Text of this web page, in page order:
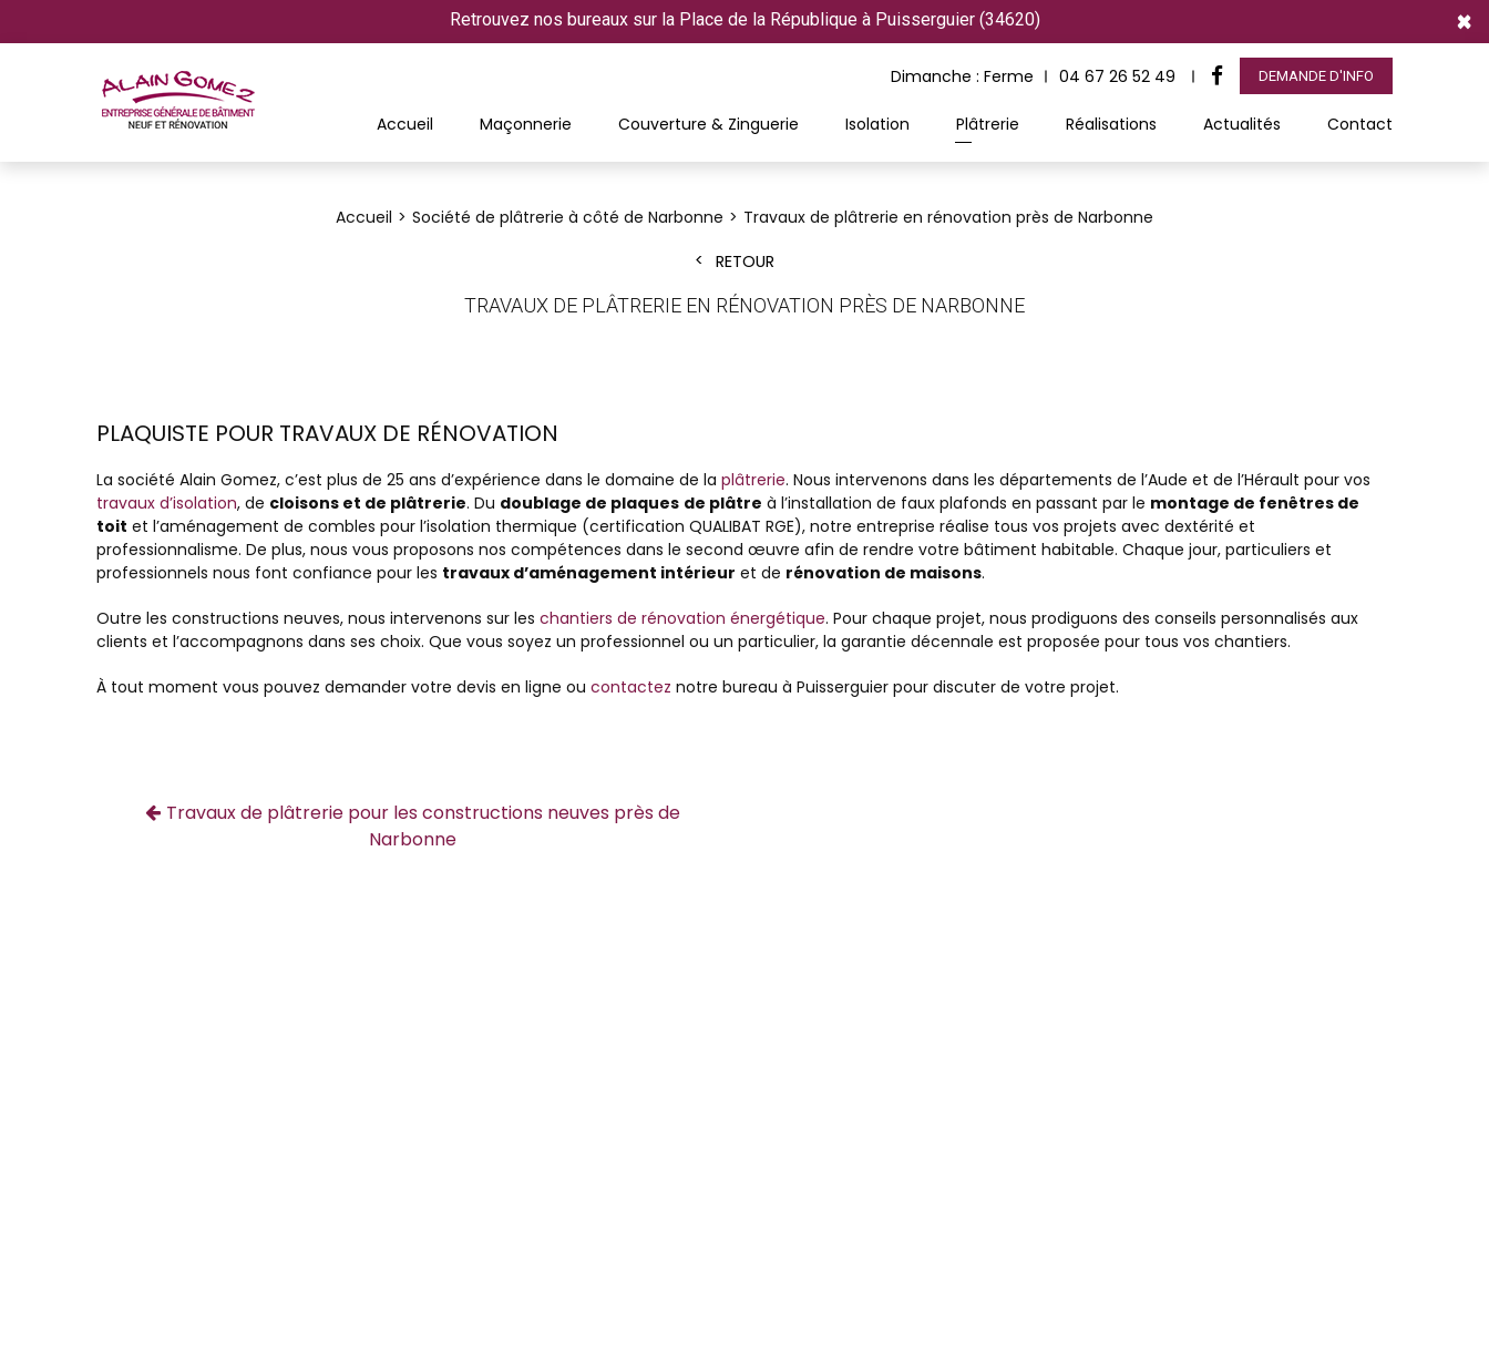
Retrouvez nos bureaux sur la Place de la République à Puisserguier (34620) ×
Dimanche : Ferme 04 67 26 52 49 DEMANDE D'INFO
Accueil Maçonnerie Couverture & Zinguerie Isolation Plâtrerie Réalisations Actualités Contact
Accueil Société de plâtrerie à côté de Narbonne
Travaux de plâtrerie en rénovation près de Narbonne
RETOUR
TRAVAUX DE PLÂTRERIE EN RÉNOVATION PRÈS DE NARBONNE
PLAQUISTE POUR TRAVAUX DE RÉNOVATION
La société Alain Gomez, c’est plus de 25 ans d’expérience dans le domaine de la plâtrerie. Nous intervenons dans les départements de l’Aude et de l’Hérault pour vos
travaux d’isolation, de cloisons et de plâtrerie. Du doublage de plaques de plâtre à l’installation de faux plafonds en passant par le montage de fenêtres de
toit et l’aménagement de combles pour l’isolation thermique (certification QUALIBAT RGE), notre entreprise réalise tous vos projets avec dextérité et
professionnalisme. De plus, nous vous proposons nos compétences dans le second œuvre afin de rendre votre bâtiment habitable. Chaque jour, particuliers et
professionnels nous font confiance pour les travaux d’aménagement intérieur et de rénovation de maisons.
Outre les constructions neuves, nous intervenons sur les chantiers de rénovation énergétique. Pour chaque projet, nous prodiguons des conseils personnalisés aux
clients et l’accompagnons dans ses choix. Que vous soyez un professionnel ou un particulier, la garantie décennale est proposée pour tous vos chantiers.
À tout moment vous pouvez demander votre devis en ligne ou contactez notre bureau à Puisserguier pour discuter de votre projet.
Travaux de plâtrerie pour les constructions neuves près de
Narbonne